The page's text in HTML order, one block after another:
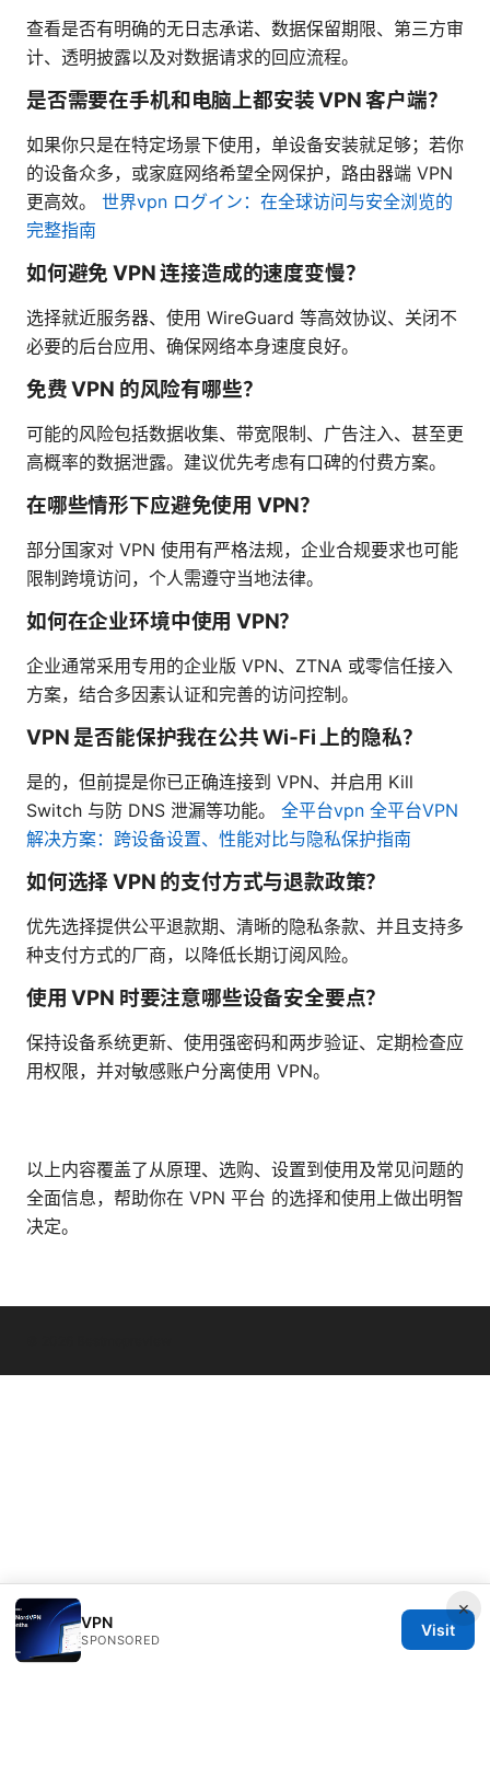
查看是否有明确的无日志承诺、数据保留期限、第三方审
计、透明披露以及对数据请求的回应流程。
是否需要在手机和电脑上都安装 VPN 客户端？
如果你只是在特定场景下使用，单设备安装就足够；若你
的设备众多，或家庭网络希望全网保护，路由器端 VPN
更高效。 世界vpn ログイン：在全球访问与安全浏览的
完整指南
如何避免 VPN 连接造成的速度变慢？
选择就近服务器、使用 WireGuard 等高效协议、关闭不
必要的后台应用、确保网络本身速度良好。
免费 VPN 的风险有哪些？
可能的风险包括数据收集、带宽限制、广告注入、甚至更
高概率的数据泄露。建议优先考虑有口碑的付费方案。
在哪些情形下应避免使用 VPN？
部分国家对 VPN 使用有严格法规，企业合规要求也可能
限制跨境访问，个人需遵守当地法律。
如何在企业环境中使用 VPN？
企业通常采用专用的企业版 VPN、ZTNA 或零信任接入
方案，结合多因素认证和完善的访问控制。
VPN 是否能保护我在公共 Wi‑Fi 上的隐私？
是的，但前提是你已正确连接到 VPN、并启用 Kill
Switch 与防 DNS 泄漏等功能。 全平台vpn 全平台VPN
解决方案：跨设备设置、性能对比与隐私保护指南
如何选择 VPN 的支付方式与退款政策？
优先选择提供公平退款期、清晰的隐私条款、并且支持多
种支付方式的厂商，以降低长期订阅风险。
使用 VPN 时要注意哪些设备安全要点？
保持设备系统更新、使用强密码和两步验证、定期检查应
用权限，并对敏感账户分离使用 VPN。
以上内容覆盖了从原理、选购、设置到使用及常见问题的
全面信息，帮助你在 VPN 平台 的选择和使用上做出明智
决定。
×
VPN
SPONSORED
Visit